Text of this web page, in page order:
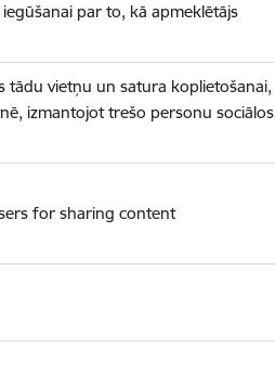
par to, kā apmeklētājs
tādu vietņu un satura koplietošanai,
izmantojot trešo personu sociālos
for sharing content